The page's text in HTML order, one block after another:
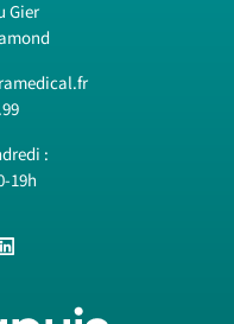
Gier
:
19h